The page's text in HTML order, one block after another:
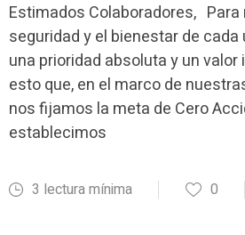
Estimados Colaboradores, Para
seguridad y el bienestar de
una prioridad absoluta y un valor
esto que, en el marco de
nos fijamos la meta de Cero
establecimos
3 lectura mínima 0